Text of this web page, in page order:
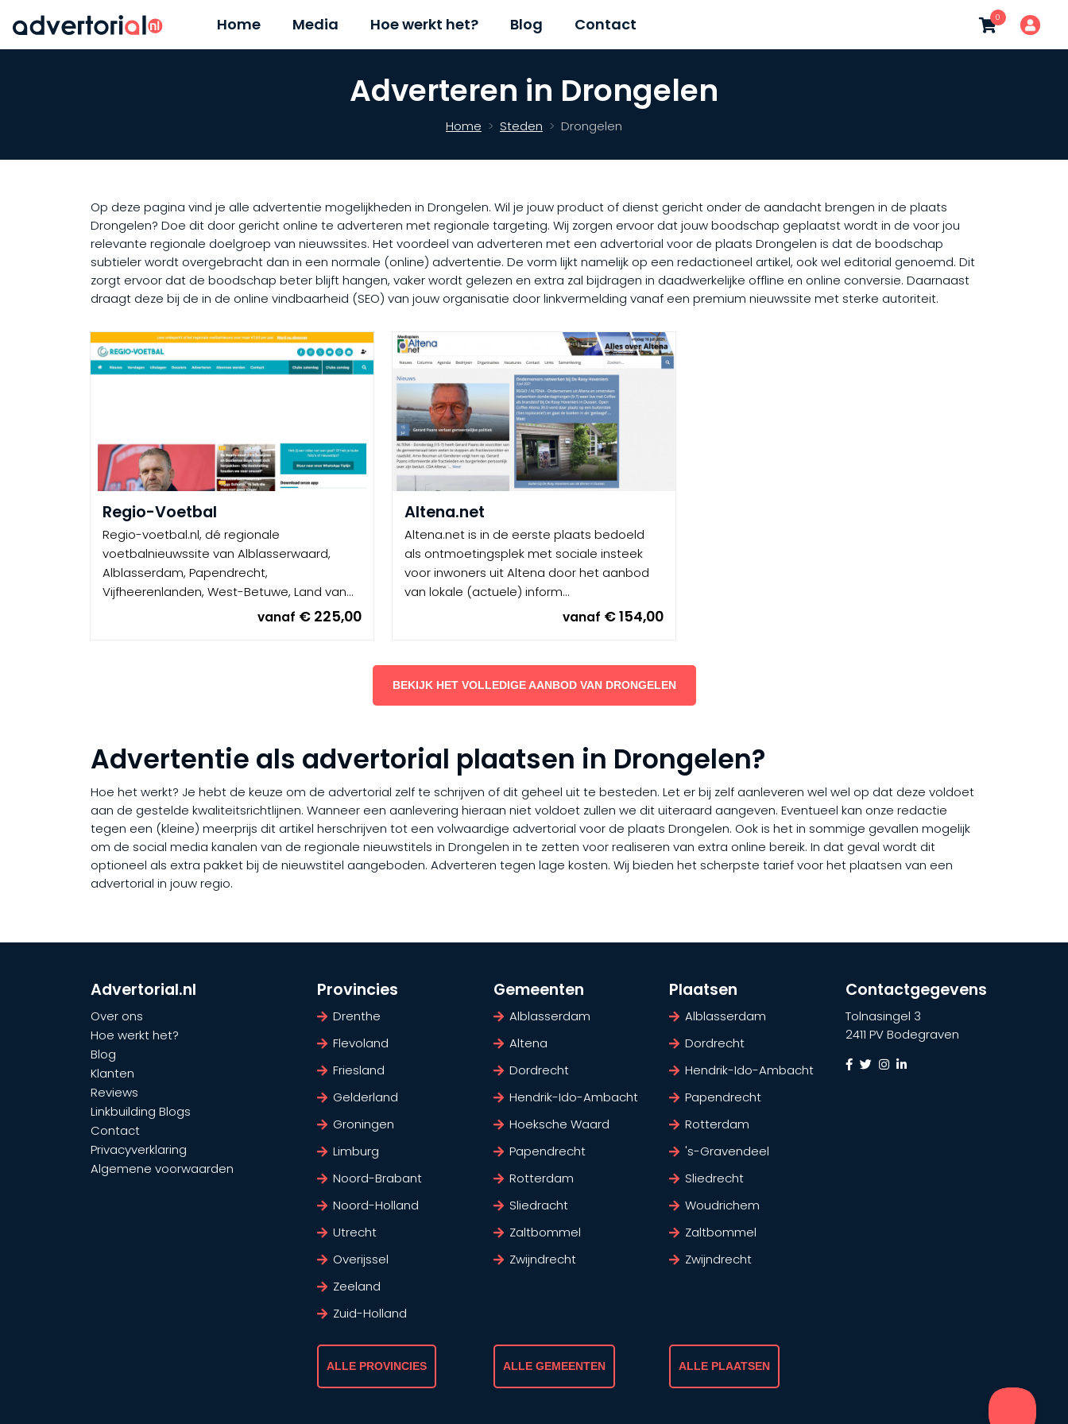
Home Media Hoe werkt het? Blog Contact 0
Adverteren in Drongelen
Home Steden Drongelen
Op deze pagina vind je alle advertentie mogelijkheden in Drongelen. Wil je jouw product of dienst gericht onder de aandacht brengen in de plaats
Drongelen? Doe dit door gericht online te adverteren met regionale targeting. Wij zorgen ervoor dat jouw boodschap geplaatst wordt in de voor jou
relevante regionale doelgroep van nieuwssites. Het voordeel van adverteren met een advertorial voor de plaats Drongelen is dat de boodschap
subtieler wordt overgebracht dan in een normale (online) advertentie. De vorm lijkt namelijk op een redactioneel artikel, ook wel editorial genoemd. Dit
zorgt ervoor dat de boodschap beter blijft hangen, vaker wordt gelezen en extra zal bijdragen in daadwerkelijke offline en online conversie. Daarnaast
draagt deze bij de in de online vindbaarheid (SEO) van jouw organisatie door linkvermelding vanaf een premium nieuwssite met sterke autoriteit.
Regio-Voetbal
Regio-voetbal.nl, dé regionale
voetbalnieuwssite van Alblasserwaard,
Alblasserdam, Papendrecht,
Vijfheerenlanden, West-Betuwe, Land van
vanaf € 225,00
Altena.net
Altena.net is in de eerste plaats bedoeld
als ontmoetingsplek met sociale insteek
voor inwoners uit Altena door het aanbod
van lokale (actuele) inform...
vanaf € 154,00
BEKIJK HET VOLLEDIGE AANBOD VAN DRONGELEN
Advertentie als advertorial plaatsen in Drongelen?
Hoe het werkt? Je hebt de keuze om de advertorial zelf te schrijven of dit geheel uit te besteden. Let er bij zelf aanleveren wel wel op dat deze voldoet
aan de gestelde kwaliteitsrichtlijnen. Wanneer een aanlevering hieraan niet voldoet zullen we dit uiteraard aangeven. Eventueel kan onze redactie
tegen een (kleine) meerprijs dit artikel herschrijven tot een volwaardige advertorial voor de plaats Drongelen. Ook is het in sommige gevallen mogelijk
om de social media kanalen van de regionale nieuwstitels in Drongelen in te zetten voor realiseren van extra online bereik. In dat geval wordt dit
optioneel als extra pakket bij de nieuwstitel aangeboden. Adverteren tegen lage kosten. Wij bieden het scherpste tarief voor het plaatsen van een
advertorial in jouw regio.
Advertorial.nl
Over ons
Hoe werkt het?
Blog
Klanten
Reviews
Linkbuilding Blogs
Contact
Privacyverklaring
Algemene voorwaarden
Provincies
Drenthe
Flevoland
Friesland
Gelderland
Groningen
Limburg
Noord-Brabant
Noord-Holland
Utrecht
Overijssel
Zeeland
Zuid-Holland
ALLE PROVINCIES
Gemeenten
Alblasserdam
Altena
Dordrecht
Hendrik-Ido-Ambacht
Hoeksche Waard
Papendrecht
Rotterdam
Sliedracht
Zaltbommel
Zwijndrecht
ALLE GEMEENTEN
Plaatsen
Alblasserdam
Dordrecht
Hendrik-Ido-Ambacht
Papendrecht
Rotterdam
's-Gravendeel
Sliedrecht
Woudrichem
Zaltbommel
Zwijndrecht
ALLE PLAATSEN
Contactgegevens
Tolnasingel 3
2411 PV Bodegraven